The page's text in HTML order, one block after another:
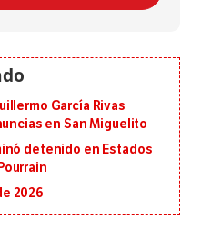
García Rivas
en San Miguelito
detenido en Estados
2026